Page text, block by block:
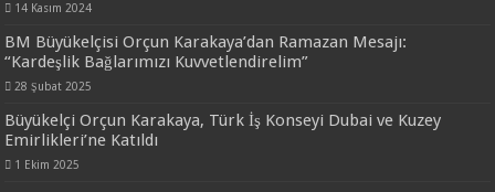
14 Kasım 2024
BM Büyükelçisi Orçun Karakaya’dan Ramazan Mesajı:
“Kardeşlik Bağlarımızı Kuvvetlendirelim”
28 Şubat 2025
Büyükelçi Orçun Karakaya, Türk İş Konseyi Dubai ve Kuzey
Emirlikleri’ne Katıldı
1 Ekim 2025